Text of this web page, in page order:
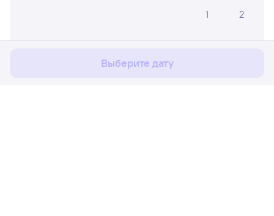
Мы используем cookies для более удобной работы
1
2
3 4 5 6 7 8 9
Выберите дату